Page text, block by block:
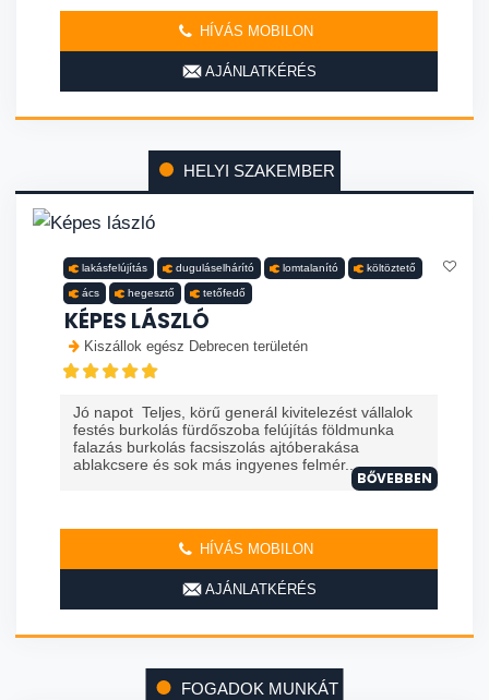
HÍVÁS MOBILON
AJÁNLATKÉRÉS
HELYI SZAKEMBER
lakásfelújítás duguláselhárító lomtalanító költöztető
ács hegesztő tetőfedő
KÉPES LÁSZLÓ
Kiszállok egész Debrecen területén
Jó napot Teljes, körű generál kivitelezést vállalok
festés burkolás fürdőszoba felújítás földmunka
falazás burkolás facsiszolás ajtóberakása
ablakcsere és sok más ingyenes felmér...
BŐVEBBEN
HÍVÁS MOBILON
AJÁNLATKÉRÉS
FOGADOK MUNKÁT